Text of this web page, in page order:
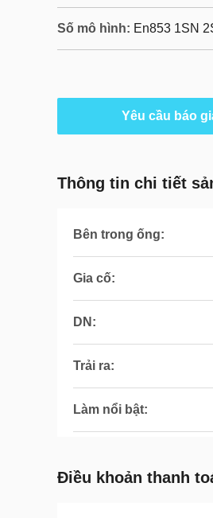
Số mô hình: En853 1SN
Yêu cầu báo
Thông tin chi tiết
Bên trong ống:
Gia cố:
DN:
Trải ra:
Làm nổi bật:
Điều khoản thanh